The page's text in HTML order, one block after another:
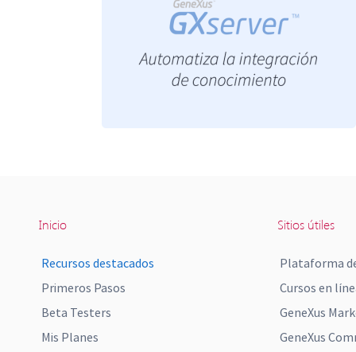
Inicio
Recursos destacados
Primeros Pasos
Beta Testers
Mis Planes
Sitios útiles
Plataforma
Cursos en
GeneXus
GeneXus